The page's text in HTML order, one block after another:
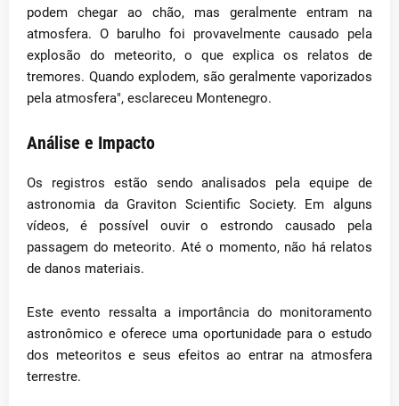
podem chegar ao chão, mas geralmente entram na
atmosfera. O barulho foi provavelmente causado pela
explosão do meteorito, o que explica os relatos de
tremores. Quando explodem, são geralmente vaporizados
pela atmosfera", esclareceu Montenegro.
Análise e Impacto
Os registros estão sendo analisados pela equipe de
astronomia da Graviton Scientific Society. Em alguns
vídeos, é possível ouvir o estrondo causado pela
passagem do meteorito. Até o momento, não há relatos
de danos materiais.
Este evento ressalta a importância do monitoramento
astronômico e oferece uma oportunidade para o estudo
dos meteoritos e seus efeitos ao entrar na atmosfera
terrestre.